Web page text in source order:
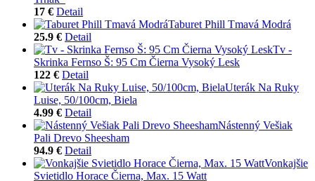
17 € Detail
Taburet Phill Tmavá Modrá
25.9 € Detail
Tv -
Skrinka Fernso Š: 95 Cm Čierna Vysoký Lesk
122 € Detail
Uterák Na Ruky
Luise, 50/100cm, Biela
4.99 € Detail
Nástenný Vešiak
Pali Drevo Sheesham
94.9 € Detail
Vonkajšie
Svietidlo Horace Čierna, Max. 15 Watt